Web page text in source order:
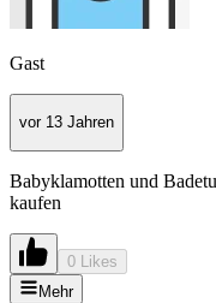
Gast
vor 13 Jahren
Babyklamotten und
kaufen
0 Likes
Mehr